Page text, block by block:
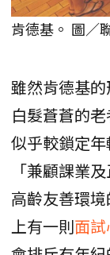
肯德基。 圖／
雖然肯德基
白髮蒼蒼的
似乎較鎖定
「兼顧課業
高齡友善環
上有一則面